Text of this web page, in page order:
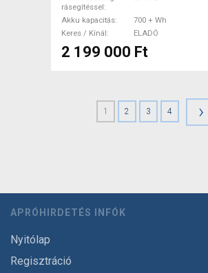
rásegítéssel
Akku kapacitás
700 + Wh
Keres / Kínál
ELADÓ
2 199 000 Ft
1 2 3 4 ›
APRÓHIRDETÉS INFÓK
Nyitólap
Regisztráció